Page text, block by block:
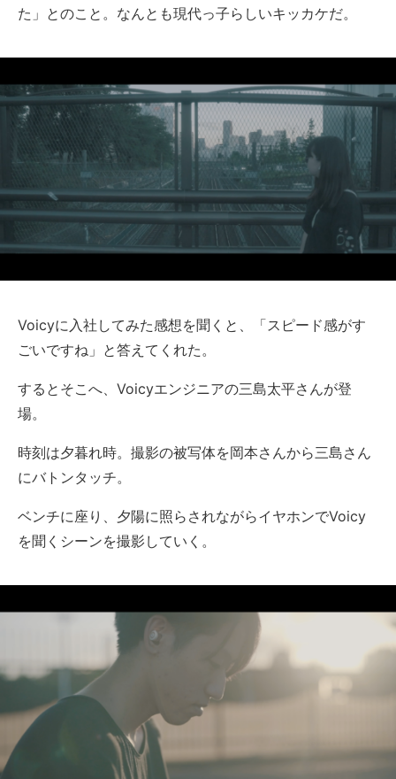
た」とのこと。なんとも現代っ子らしいキッカケだ。
Voicyに入社してみた感想を聞くと、「スピード感がす
ごいですね」と答えてくれた。
するとそこへ、Voicyエンジニアの三島太平さんが登
場。
時刻は夕暮れ時。撮影の被写体を岡本さんから三島さん
にバトンタッチ。
ベンチに座り、夕陽に照らされながらイヤホンでVoicy
を聞くシーンを撮影していく。